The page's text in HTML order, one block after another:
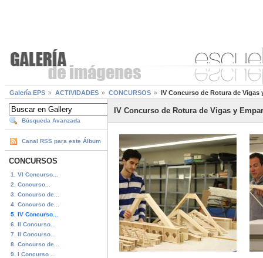
Galería EPS ACTIVIDADES CONCURSOS IV Concurso de Rotura de Vigas
Búsqueda Avanzada
Canal RSS para este Álbum
CONCURSOS
1. VI Concurso...
2. Concurso...
3. Concurso de...
4. Concurso de...
5. IV Concurso...
6. II Concurso...
7. II Concurso...
8. Concurso de...
9. I Concurso ...
IV Concurso de Rotura de Vigas y